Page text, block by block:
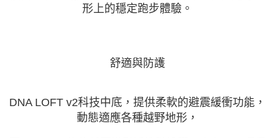
形上的穩定跑步體驗。
舒適與防護
DNA LOFT v2科技中底，提供柔軟的避震緩衝功能，
動態適應各種越野地形，